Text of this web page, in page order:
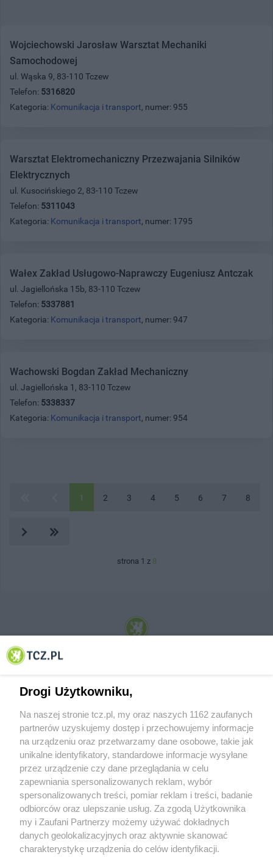
Wojciechowski Jarosław Warsztat Mechaniki
Samochodowej
ul. Wąska 9, 83-110 Tczew
Telefon: 5316820
Kategoria: Komunikacja i transport, numer: 955
Warsztat Elektromechaniczny Przezwajania Silników
Elektrycznych
ul. Kusocińskiego 2, 83-110 Tczew
Telefon: 5311043
Kategoria: Komunikacja i transport, numer: 1795
Wałex Zakład Usługowo-Naprawczy Eugeniusz Antczak
ul. Jagiellońska 15b, 83-110 Tczew
Telefon: 5337881
Kategoria: Komunikacja i transport, numer: 947
Wachowski Bogdan Zakład Mechaniczny
ul. Jagiellońska 1, 83-110 Tczew
Telefon: 5338337
Kategoria: Komunikacja i transport, numer: 954
1 2 3 4 5 6 7 8
strona 1 z 8
© 2001-2026 Tczew - TCZ.PL Sp. z o.o. Internetowy Serwis Informacyjny Miasta
O FIRMIE POLITYKA PRYWATNOŚCI HOSTING
REKLAMA WSPÓŁPRACA RSS FACEBOOK KONTAKT
Nasze serwisy
Drogi Użytkowniku,
Na naszej stronie tcz.pl, my oraz naszych 1162 zaufanych
partnerów uzyskujemy dostęp i przechowujemy informacje
na urządzeniu oraz przetwarzamy dane osobowe, takie jak
unikalne identyfikatory, standardowe informacje wysyłane
przez urządzenie czy dane przeglądania w celu
zapewniania spersonalizowanych reklam, wybór
spersonalizowanych treści, pomiar reklam i treści, badanie
odbiorców oraz ulepszanie usług. Za zgodą Użytkownika
my i Zaufani Partnerzy możemy używać dokładnych
danych geolokalizacyjnych oraz aktywnie skanować
charakterystykę urządzenia do celów identyfikacji.